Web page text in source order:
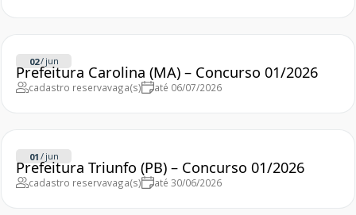
02/ jun
Prefeitura Carolina (MA) – Concurso 01/2026
cadastro reservavaga(s) até 06/07/2026
01 / jun
Prefeitura Triunfo (PB) – Concurso 01/2026
cadastro reservavaga(s) até 30/06/2026